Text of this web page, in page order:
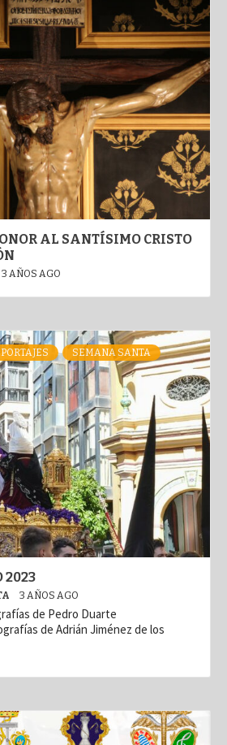
AL SANTÍSIMO CRISTO
3 AÑOS AGO
SEMANA SANTA
2023
3 AÑOS AGO
de Pedro Duarte
de Adrián Jiménez de los